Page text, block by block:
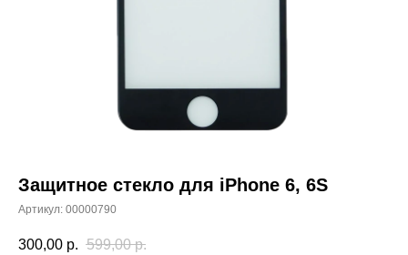
Защитное стекло для iPhone 6, 6S
Артикул: 00000790
300,00 р. 599,00 р.